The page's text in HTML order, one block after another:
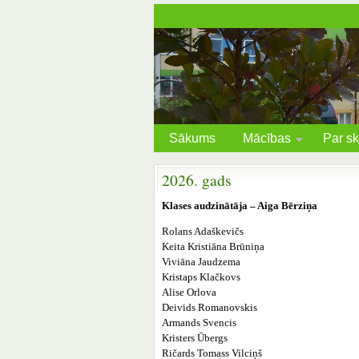
Sākums Mācības Par
2026. gads
Klases audzinātāja – Aiga Bērziņa
Rolans Adaškevičs
Keita Kristiāna Brūniņa
Viviāna Jaudzema
Kristaps Klačkovs
Alise Orlova
Deivids Romanovskis
Armands Svencis
Kristers Ūbergs
Ričards Tomass Vilciņš